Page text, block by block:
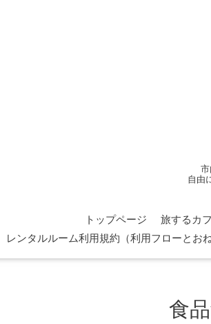
自由
トップページ 旅するカ
レンタルルーム利用規約（利用フローとおね
食